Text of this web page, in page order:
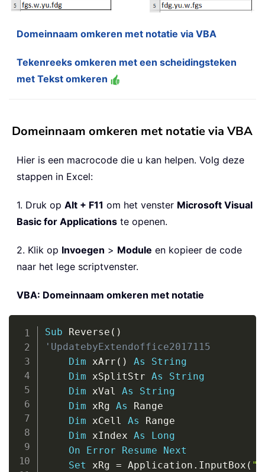
Domeinnaam omkeren met notatie via VBA
Tekenreeks omkeren met een scheidingsteken
met Tekst omkeren
Domeinnaam omkeren met notatie via VBA
Hier is een macrocode die u kan helpen. Volg deze
stappen in Excel:
1. Druk op Alt + F11 om het venster Microsoft Visual
Basic for Applications te openen.
2. Klik op Invoegen > Module en kopieer de code
naar het lege scriptvenster.
VBA: Domeinnaam omkeren met notatie
Sub Reverse ( )
'UpdatebyExtendoffice2017115
Dim xArr ( ) As
String
Dim xSplitStr As
String
Dim xVal As
String
Dim xRg As Range
Dim xCell As Range
Dim xIndex As
Long
On
Error Resume
Next
Set xRg = Application . InputBox (